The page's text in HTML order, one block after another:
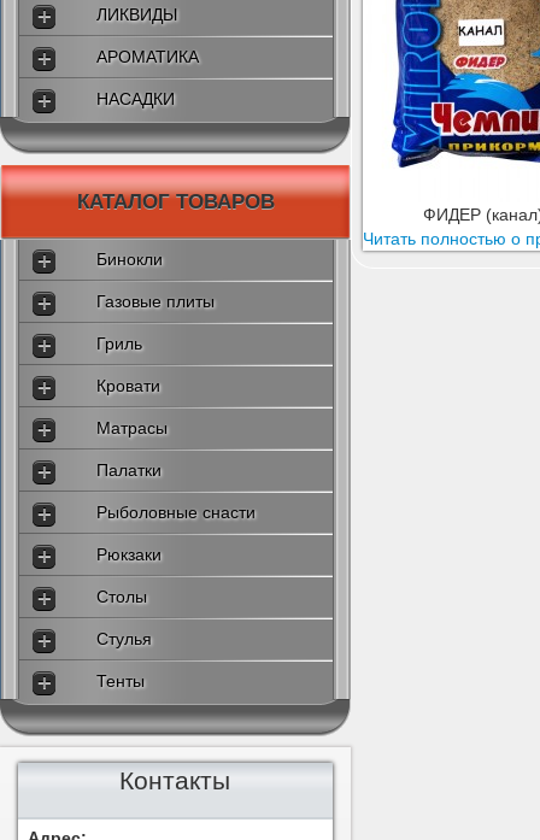
ЛИКВИДЫ
АРОМАТИКА
НАСАДКИ
КАТАЛОГ ТОВАРОВ
Бинокли
Газовые плиты
Гриль
Кровати
Матрасы
Палатки
Рыболовные снасти
Рюкзаки
Столы
Стулья
Тенты
Контакты
ФИДЕР
Читать полностью о